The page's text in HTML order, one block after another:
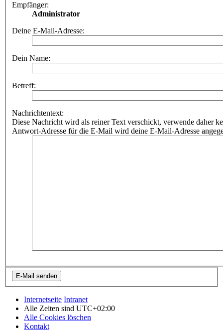
Empfänger:
Administrator
Deine E-Mail-Adresse:
Dein Name:
Betreff:
Nachrichtentext:
Diese Nachricht wird als reiner Text verschickt, verwende daher
Antwort-Adresse für die E-Mail wird deine E-Mail-Adresse
Internetseite Intranet
Alle Zeiten sind UTC+02:00
Alle Cookies löschen
Kontakt